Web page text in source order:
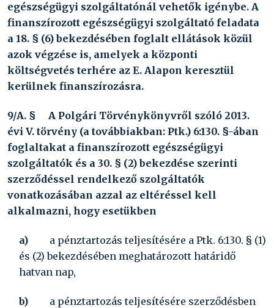
egészségügyi szolgáltatónál vehetők igénybe. A
finanszírozott egészségügyi szolgáltató feladata
a 18. § (6) bekezdésében foglalt ellátások közül
azok végzése is, amelyek a központi
költségvetés terhére az E. Alapon keresztül
kerülnek finanszírozásra.
9/A. § A Polgári Törvénykönyvről szóló2013.
évi V. törvény (a továbbiakban: Ptk.) 6:130. §-ában
foglaltakat a finanszírozott egészségügyi
szolgáltatók és a 30. § (2) bekezdése szerinti
szerződéssel rendelkező szolgáltatók
vonatkozásában azzal az eltéréssel kell
alkalmazni, hogy esetükben
a)
a pénztartozás teljesítésére a Ptk. 6:130. § (1)
és (2) bekezdésében meghatározott határidő
hatvan nap,
b)
a pénztartozás teljesítésére szerződésben